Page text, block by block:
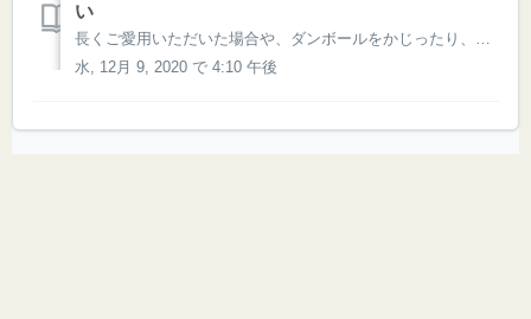
い
長くご愛用いただいた場合や、ダンボールをかじったり、舐めたりするのが 好きな猫ちゃんにご使用いただいた場合、本体の枠組みが変形してしまい、 交換用がはまらなくなってしまう場合がございます。 無理にはめようとしますと、交換用つめとぎがバラバラになってしまう可能性がございますので、 その際は、本体の買い替え...
水, 12月 9, 2020 で 4:10 午後